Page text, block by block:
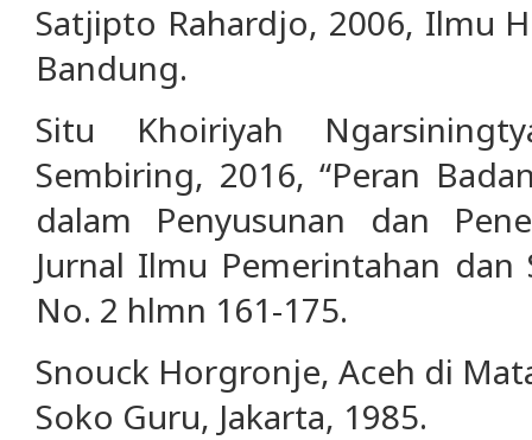
Satjipto Rahardjo, 2006, Ilmu
Bandung.
Situ Khoiriyah
Sembiring, 2016, “Peran
dalam Penyusunan dan
Jurnal Ilmu Pemerintahan
No. 2 hlmn 161-175.
Snouck Horgronje, Aceh di
Soko Guru, Jakarta, 1985.